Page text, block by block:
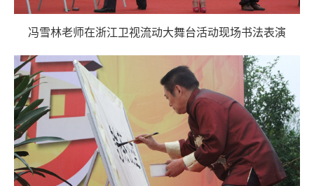
冯雪林老师在浙江卫视流动大舞台活动现场书法表演